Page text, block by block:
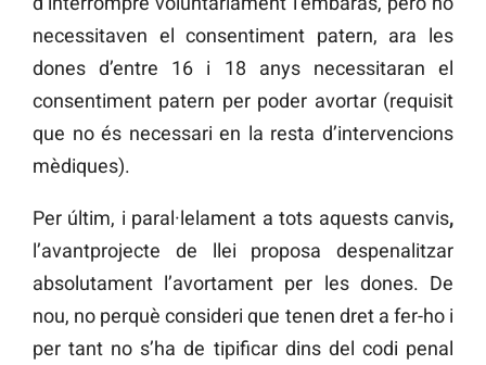
necessitaven el consentiment patern, ara les
dones d’entre 16 i 18 anys necessitaran el
consentiment patern per poder avortar (requisit
que no és necessari en la resta d’intervencions
mèdiques).
Per últim, i paral·lelament a tots aquests canvis,
l’avantprojecte de llei proposa despenalitzar
absolutament l’avortament per les dones. De
nou, no perquè consideri que tenen dret a fer-ho i
per tant no s’ha de tipificar dins del codi penal